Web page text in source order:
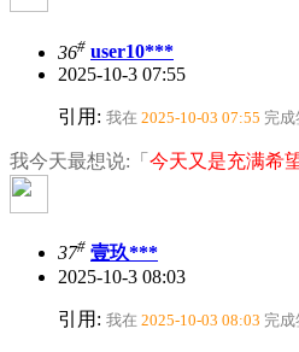
36# user10***
2025-10-3 07:55
引用: 我在 2025-10-03 07:55 完
我今天最想说:「 今天又是充满希
37# 壹玖***
2025-10-3 08:03
引用: 我在 2025-10-03 08:03 完